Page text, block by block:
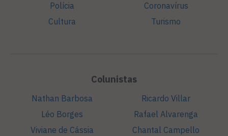
Polícia
Cultura
Coronavírus
Turismo
Colunistas
Nathan Barbosa
Léo Borges
Viviane de Cássia
Ricardo Villar
Rafael Alvarenga
Chantal Campello